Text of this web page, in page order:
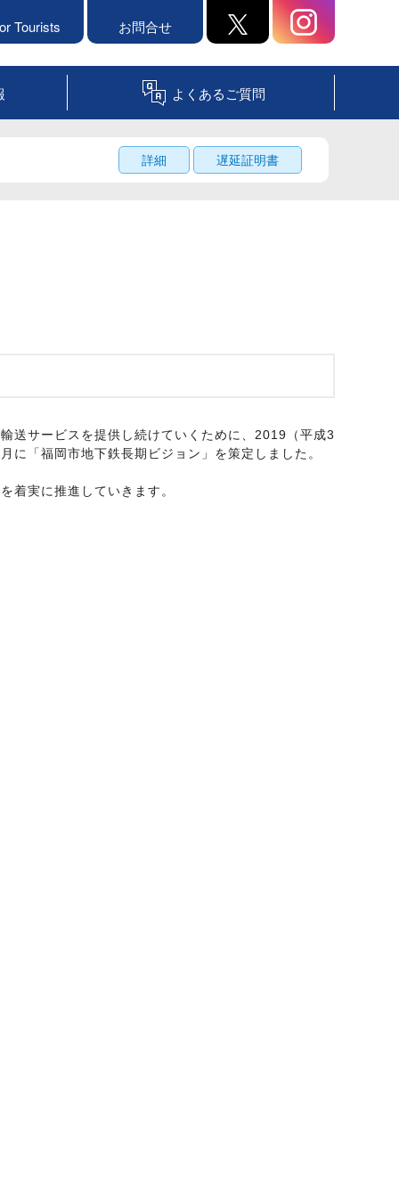
Tourists お問合せ
よくあるご質問
詳細 遅延証明書
送サービスを提供し続けていくために、2019（平成3
「福岡市地下鉄長期ビジョン」を策定しました。
着実に推進していきます。